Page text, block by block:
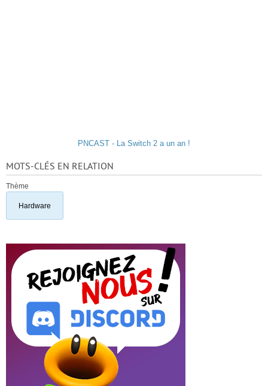
PNCAST - La Switch 2 a un an !
MOTS-CLÉS EN RELATION
Thème
Hardware